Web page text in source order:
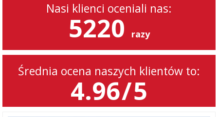
Nasi klienci oceniali nas:
5220 razy
Średnia ocena naszych klientów to:
4.96/5